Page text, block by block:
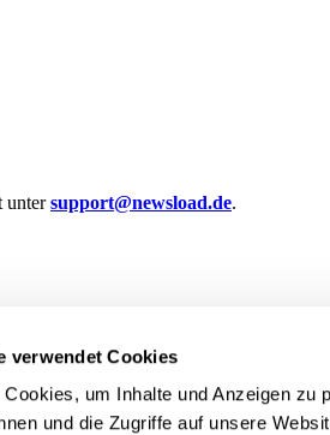
verwendet Cookies
um Inhalte und Anzeigen zu
und die Zugriffe auf unsere
untersupport@newsload.de.